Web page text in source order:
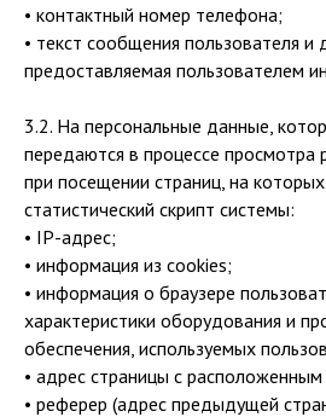
• контактный номер телефона;
• текст сообщения пользователя и
предоставляемая пользователем
3.2. На персональные данные,
передаются в процессе просмотра
при посещении страниц, на
статистический скрипт системы:
• IP-адрес;
• информация из cookies;
• информация о браузере
характеристики оборудования и
обеспечения, используемых
• адрес страницы с
• реферер (адрес предыдущей